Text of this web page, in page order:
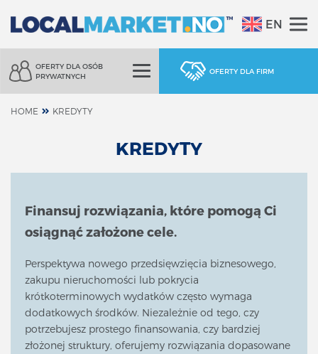
EN
OFERTY DLA OSÓB
PRYWATNYCH
OFERTY DLA FIRM
HOME KREDYTY
KREDYTY
Finansuj rozwiązania, które pomogą Ci
osiągnąć założone cele.
Perspektywa nowego przedsięwzięcia biznesowego,
zakupu nieruchomości lub pokrycia
krótkoterminowych wydatków często wymaga
dodatkowych środków. Niezależnie od tego, czy
potrzebujesz prostego finansowania, czy bardziej
złożonej struktury, oferujemy rozwiązania dopasowane